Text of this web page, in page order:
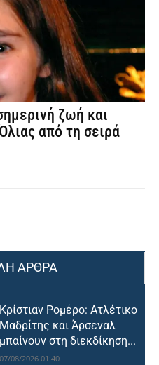
ζωή και
από τη σειρά
ΑΡΘΡΑ
Κρίστιαν Ρομέρο: Ατλέτικο
Μαδρίτης και Άρσεναλ
μπαίνουν στη διεκδίκηση...
07/08/2026 01:40